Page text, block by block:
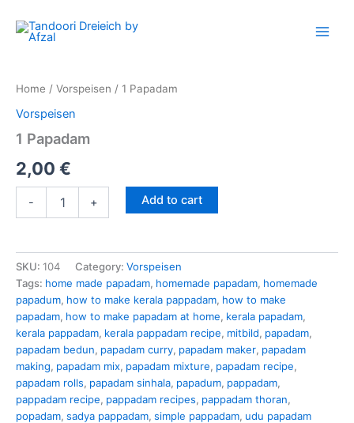
Home / Vorspeisen / 1 Papadam
Vorspeisen
1 Papadam
2,00 €
-
Papadam
quantity
+ Add to cart
SKU: 104 Category: Vorspeisen
Tags: home made papadam, homemade papadam, homemade
papadum, how to make kerala pappadam, how to make
papadam, how to make papadam at home, kerala papadam,
kerala pappadam, kerala pappadam recipe, mitbild, papadam,
papadam bedun, papadam curry, papadam maker, papadam
making, papadam mix, papadam mixture, papadam recipe,
papadam rolls, papadam sinhala, papadum, pappadam,
pappadam recipe, pappadam recipes, pappadam thoran,
popadam, sadya pappadam, simple pappadam, udu papadam